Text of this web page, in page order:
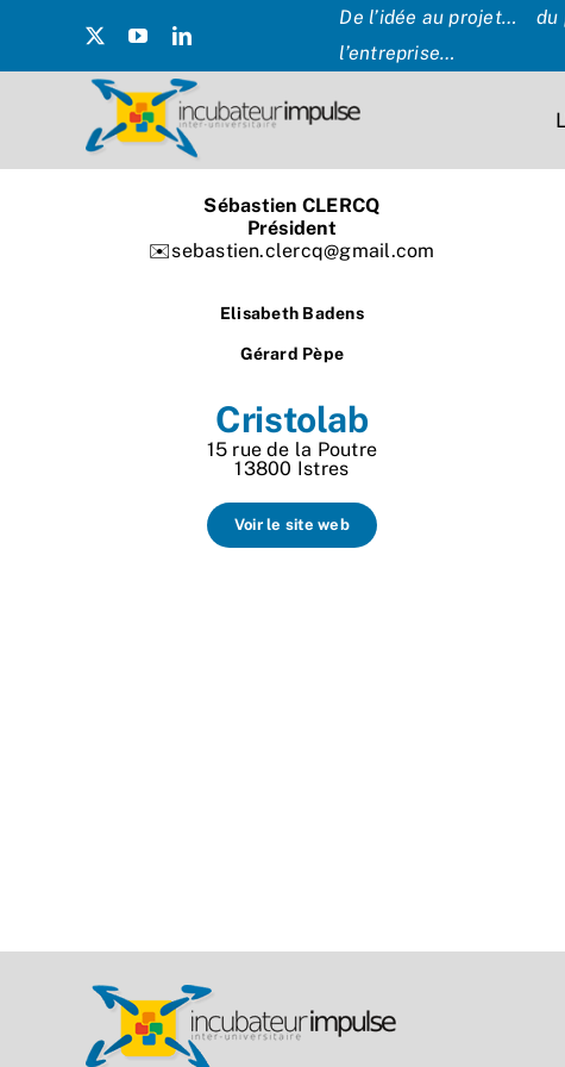
De l’idée au projet… du
l’entreprise…
Sébastien CLERCQ
Président
✉️sebastien.clercq@gmail.com
Elisabeth Badens
Gérard Pèpe
Cristolab
15 rue de la Poutre
13800 Istres
Voir le site web